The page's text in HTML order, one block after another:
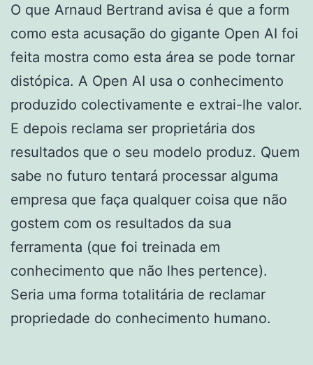
O que Arnaud Bertrand avisa é que a form
como esta acusação do gigante Open AI foi
feita mostra como esta área se pode tornar
distópica. A Open AI usa o conhecimento
produzido colectivamente e extrai-lhe valor.
E depois reclama ser proprietária dos
resultados que o seu modelo produz. Quem
sabe no futuro tentará processar alguma
empresa que faça qualquer coisa que não
gostem com os resultados da sua
ferramenta (que foi treinada em
conhecimento que não lhes pertence).
Seria uma forma totalitária de reclamar
propriedade do conhecimento humano.